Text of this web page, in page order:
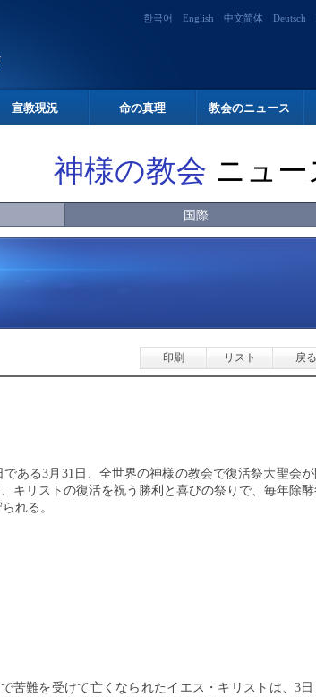
한국어 English 中文简体 Deutsch
宣教現況 命の真理 教会のニュース
神様の教会 ニュー
国際
印刷 リスト 戻る
ある3月31日、全世界の神様の教会で復活祭大聖会
キリストの復活を祝う勝利と喜びの祭りで、毎年除
れる。
苦難を受けて亡くなられたイエス・キリストは、3